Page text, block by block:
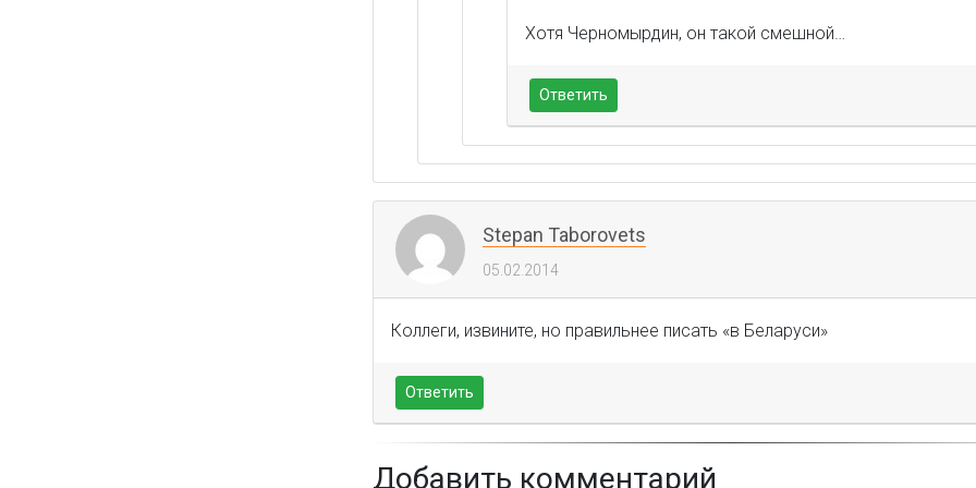
Хотя Черномырдин, он такой смешной…
Ответить
Stepan Taborovets
05.02.2014
Коллеги, извините, но правильнее писать «в Беларуси»
Ответить
Добавить комментарий